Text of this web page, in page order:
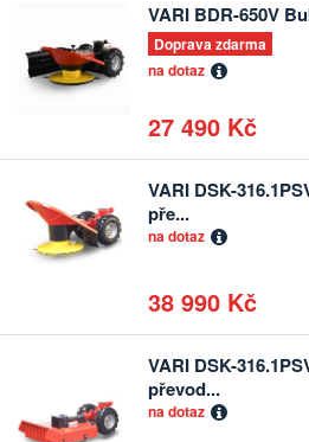
VARI BDR-650V
Doprava zdarma
na dotaz
27 490 Kč
Počet
kusů
VARI DSK-
pře...
na dotaz
38 990 Kč
Počet
VARI DSK-
převod...
na dotaz
Počet